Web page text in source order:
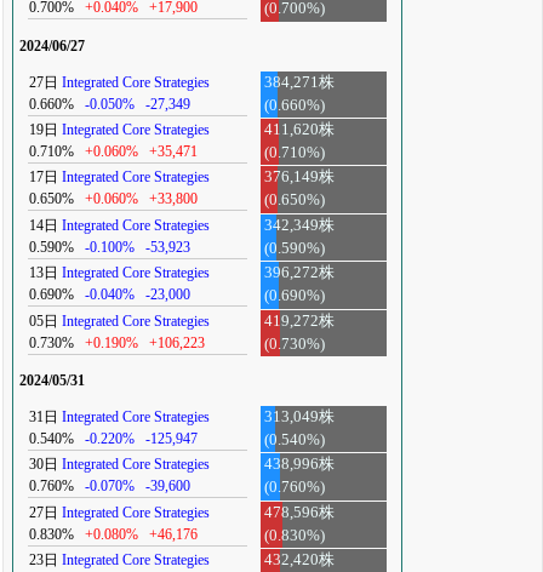
0.700% +0.040% +17,900 (0.700%)
2024/06/27
27日 Integrated Core Strategies
0.660%
-0.050% -27,349
384,271株
(0.660%)
19日 Integrated Core Strategies
0.710%
+0.060% +35,471
411,620株
(0.710%)
17日 Integrated Core Strategies
0.650%
+0.060% +33,800
376,149株
(0.650%)
14日 Integrated Core Strategies
0.590%
-0.100% -53,923
342,349株
(0.590%)
13日 Integrated Core Strategies
0.690%
-0.040% -23,000
396,272株
(0.690%)
05日 Integrated Core Strategies
0.730%
+0.190% +106,223
419,272株
(0.730%)
2024/05/31
31日 Integrated Core Strategies
0.540%
-0.220% -125,947
313,049株
(0.540%)
30日 Integrated Core Strategies
0.760%
-0.070% -39,600
438,996株
(0.760%)
27日 Integrated Core Strategies
0.830%
+0.080% +46,176
478,596株
(0.830%)
23日 Integrated Core Strategies
432,420株